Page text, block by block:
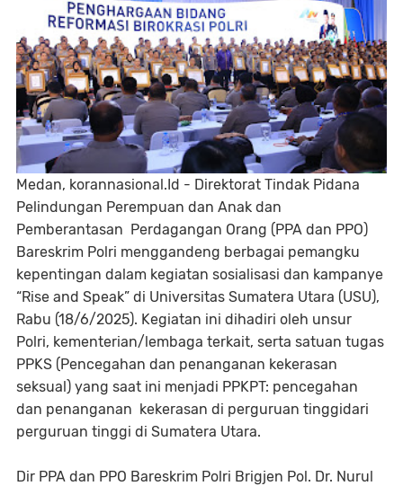
Medan, korannasional.Id - Direktorat Tindak Pidana
Pelindungan Perempuan dan Anak dan
Pemberantasan Perdagangan Orang (PPA dan PPO)
Bareskrim Polri menggandeng berbagai pemangku
kepentingan dalam kegiatan sosialisasi dan kampanye
“Rise and Speak” di Universitas Sumatera Utara (USU),
Rabu (18/6/2025). Kegiatan ini dihadiri oleh unsur
Polri, kementerian/lembaga terkait, serta satuan tugas
PPKS (Pencegahan dan penanganan kekerasan
seksual) yang saat ini menjadi PPKPT: pencegahan
dan penanganan kekerasan di perguruan tinggidari
perguruan tinggi di Sumatera Utara.
Dir PPA dan PPO Bareskrim Polri Brigjen Pol. Dr. Nurul